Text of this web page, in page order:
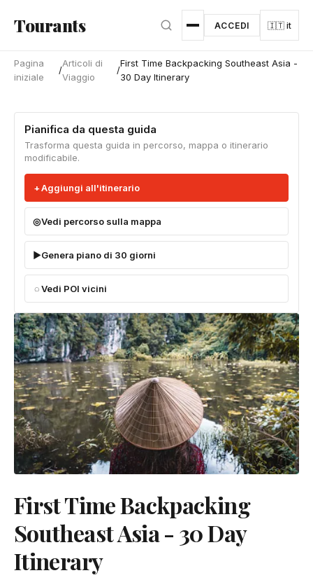
Tourants ACCEDI 🇮🇹 it
Pagina
iniziale
/
Articoli di
Viaggio
/
First Time Backpacking Southeast Asia -
30 Day Itinerary
Pianifica da questa guida
Trasforma questa guida in percorso, mappa o itinerario
modificabile.
Aggiungi all'itinerario
Vedi percorso sulla mappa
Genera piano di 30 giorni
Vedi POI vicini
First Time Backpacking
Southeast Asia - 30 Day
Itinerary